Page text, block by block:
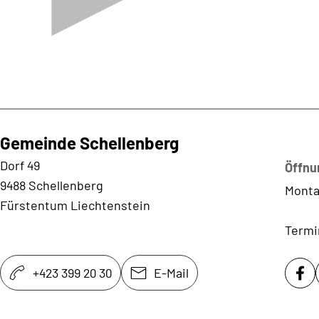
Gemeinde Schellenberg
Dorf 49
9488 Schellenberg
Fürstentum Liechtenstein
+423 399 20 30 E-Mail